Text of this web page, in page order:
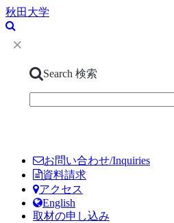
秋田大学
Search 検索
お問い合わせ/Inquiries
資料請求
アクセス
English
取材の申し込み